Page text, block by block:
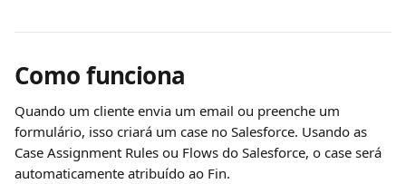
Como funciona
Quando um cliente envia um email ou preenche um
formulário, isso criará um case no Salesforce. Usando as
Case Assignment Rules ou Flows do Salesforce, o case será
automaticamente atribuído ao Fin.